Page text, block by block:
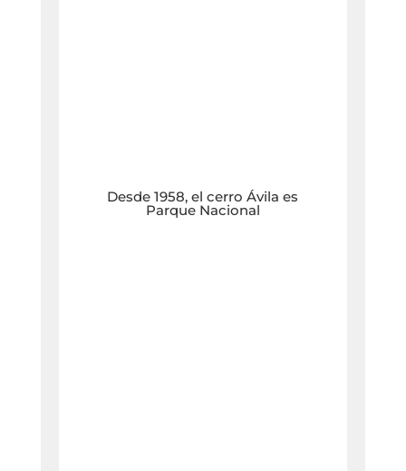
Desde 1958, el cerro Ávila es
Parque Nacional